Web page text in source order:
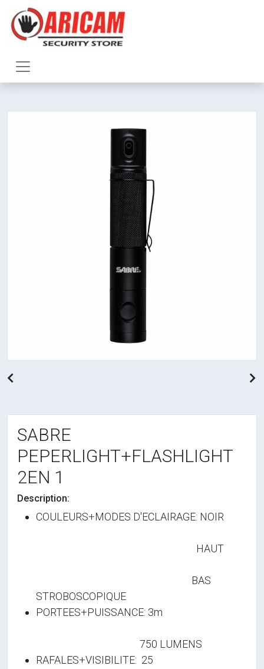
Previous
SABRE
PEPERLIGHT+FLASHLIGHT
2EN 1
Description:
COULEURS+MODES D'ECLAIRAGE: NOIR
HAUT
BAS
STROBOSCOPIQUE
PORTEES+PUISSANCE: 3m
750 LUMENS
RAFALES+VISIBILITE: 25